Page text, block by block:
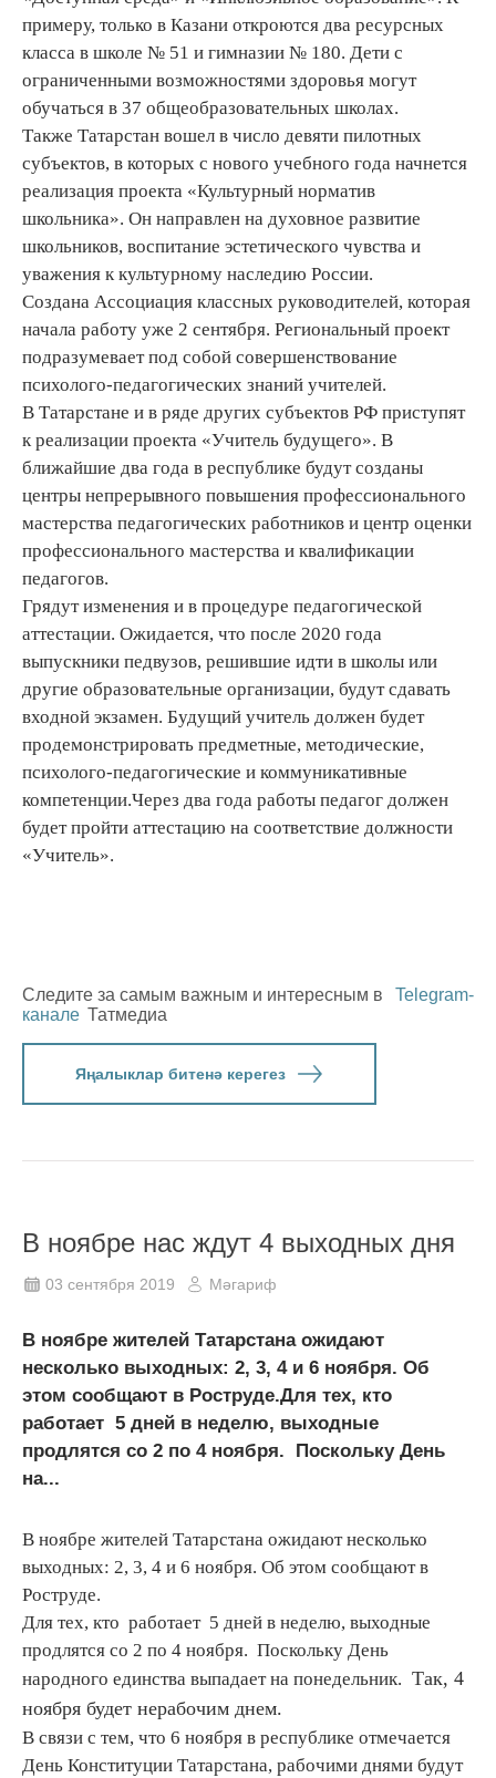
примеру, только в Казани откроются два ресурсных
класса в школе № 51 и гимназии № 180. Дети с
ограниченными возможностями здоровья могут
обучаться в 37 общеобразовательных школах.
Также Татарстан вошел в число девяти пилотных
субъектов, в которых с нового учебного года начнется
реализация проекта «Культурный норматив
школьника». Он направлен на духовное развитие
школьников, воспитание эстетического чувства и
уважения к культурному наследию России.
Создана Ассоциация классных руководителей, которая
начала работу уже 2 сентября. Региональный проект
подразумевает под собой совершенствование
психолого-педагогических знаний учителей.
В Татарстане и в ряде других субъектов РФ приступят
к реализации проекта «Учитель будущего». В
ближайшие два года в республике будут созданы
центры непрерывного повышения профессионального
мастерства педагогических работников и центр оценки
профессионального мастерства и квалификации
педагогов.
Грядут изменения и в процедуре педагогической
аттестации. Ожидается, что после 2020 года
выпускники педвузов, решившие идти в школы или
другие образовательные организации, будут сдавать
входной экзамен. Будущий учитель должен будет
продемонстрировать предметные, методические,
психолого-педагогические и коммуникативные
компетенции.Через два года работы педагог должен
будет пройти аттестацию на соответствие должности
«Учитель».
Следите за самым важным и интересным в
Telegram-
канале Татмедиа
Яңалыклар битенә керегез
В ноябре нас ждут 4 выходных дня
03 сентября 2019 Мәгариф
В ноябре жителей Татарстана ожидают
несколько выходных: 2, 3, 4 и 6 ноября. Об
этом сообщают в Роструде.Для тех, кто
работает 5 дней в неделю, выходные
продлятся со 2 по 4 ноября. Поскольку День
на...
В ноябре жителей Татарстана ожидают несколько
выходных: 2, 3, 4 и 6 ноября. Об этом сообщают в
Роструде.
Для тех, кто работает 5 дней в неделю, выходные
продлятся со 2 по 4 ноября. Поскольку День
народного единства выпадает на понедельник. Так, 4
ноября будет нерабочим днем.
В связи с тем, что 6 ноября в республике отмечается
День Конституции Татарстана, рабочими днями будут